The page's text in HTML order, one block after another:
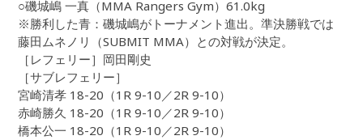
○磯城嶋 一真（MMA Rangers Gym）61.0kg
※勝利した青：磯城嶋がトーナメント進出。準決勝戦では
藤田ムネノリ（SUBMIT MMA）との対戦が決定。
［レフェリー］岡田剛史
［サブレフェリー］
宮崎清孝 18-20（1R 9-10／2R 9-10）
赤崎勝久 18-20（1R 9-10／2R 9-10）
橋本公一 18-20（1R 9-10／2R 9-10）